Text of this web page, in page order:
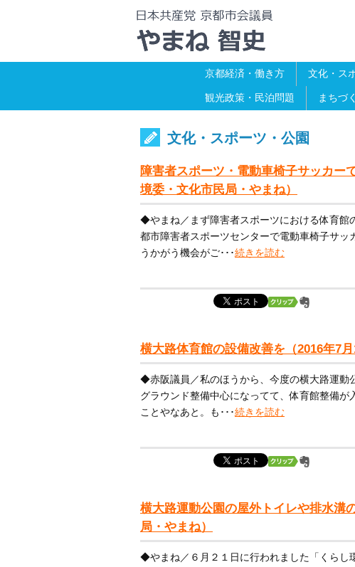
京都経済・働き方 文化・ス
観光政策・民泊問題 まちづ
文化・スポーツ・公園
障害者スポーツ・電動車椅子サッカー
境委・文化市民局・やまね）
◆やまね／まず障害者スポーツにおける体育館
都市障害者スポーツセンターで電動車椅子サ
うかがう機会がご･･･続きを読む
横大路体育館の設備改善を（2016年7
◆赤阪議員／私のほうから、今度の横大路運動
グラウンド整備中心になってて、体育館整備
ことやなあと。も･･･続きを読む
横大路運動公園の屋外トイレや排水溝
局・やまね）
◆やまね／６月２１日に行われました「くらし